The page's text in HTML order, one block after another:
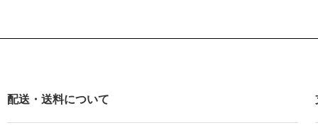
配送・送料について